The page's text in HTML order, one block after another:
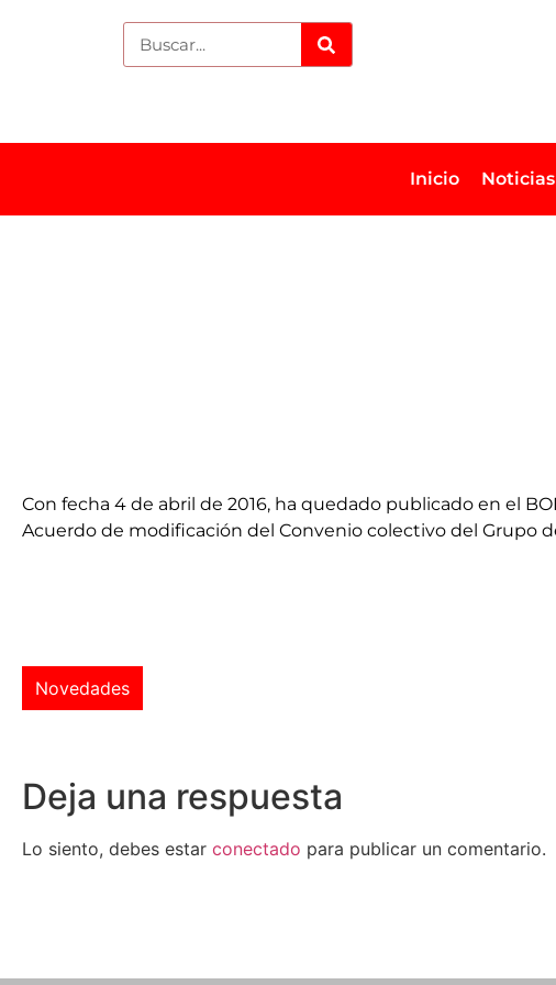
Inicio Noticias
Con fecha 4 de abril de 2016, ha quedado publicado en el
Acuerdo de modificación del Convenio colectivo del Grupo
Novedades
Deja una respuesta
Lo siento, debes estar conectado para publicar un comentario.